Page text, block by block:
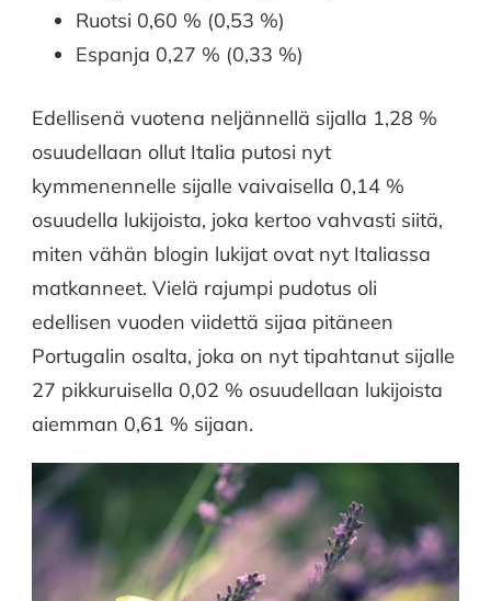
Ruotsi 0,60 % (0,53 %)
Espanja 0,27 % (0,33 %)
Edellisenä vuotena neljännellä sijalla 1,28 %
osuudellaan ollut Italia putosi nyt
kymmenennelle sijalle vaivaisella 0,14 %
osuudella lukijoista, joka kertoo vahvasti siitä,
miten vähän blogin lukijat ovat nyt Italiassa
matkanneet. Vielä rajumpi pudotus oli
edellisen vuoden viidettä sijaa pitäneen
Portugalin osalta, joka on nyt tipahtanut sijalle
27 pikkuruisella 0,02 % osuudellaan lukijoista
aiemman 0,61 % sijaan.